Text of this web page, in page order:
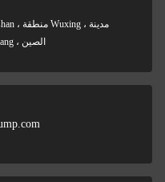
Huzhou ، مقاطعة Zhejiang ، الصين